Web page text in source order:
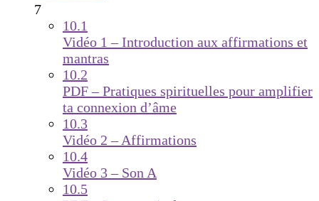
7
10.1
Vidéo 1 – Introduction aux affirmations et
mantras
10.2
PDF – Pratiques spirituelles pour amplifier
ta connexion d’âme
10.3
Vidéo 2 – Affirmations
10.4
Vidéo 3 – Son A
10.5